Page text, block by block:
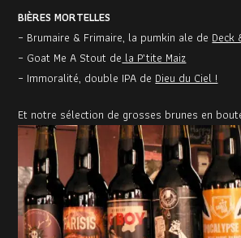
BIÈRES MORTELLES
– Brumaire & Frimaire, la pumkin ale de Deck
– Goat Me A Stout de la P’tite Maiz
– Immoralité, double IPA de Dieu du Ciel !
Et notre sélection de grosses brunes en